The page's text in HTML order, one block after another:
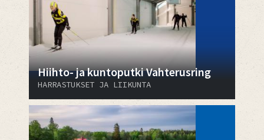
Hiihto- ja kuntoputki Vahterusring
HARRASTUKSET JA LIIKUNTA